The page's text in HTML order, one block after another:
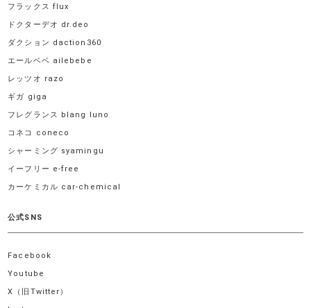
フラックス flux
ドクターデオ dr.deo
ダクション daction360
エールベベ ailebebe
レッツオ razo
ギガ giga
フレグランス blang luno
コネコ coneco
シャーミング syamingu
イーフリー e-free
カーケミカル car-chemical
公式SNS
Facebook
Youtube
X（旧Twitter）